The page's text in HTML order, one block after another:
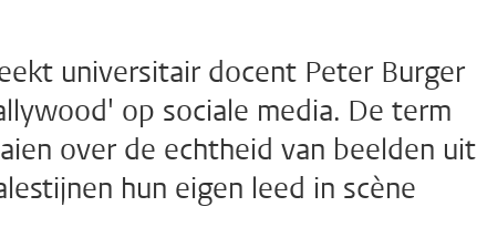
universitair docent Peter Burger
op sociale media. De term
over de echtheid van beelden uit
hun eigen leed in scène